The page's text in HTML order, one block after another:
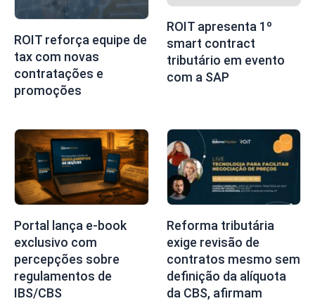
ROIT reforça equipe de
tax com novas
contratações e
promoções
ROIT apresenta 1º
smart contract
tributário em evento
com a SAP
Portal lança e-book
exclusivo com
percepções sobre
regulamentos de
IBS/CBS
Reforma tributária
exige revisão de
contratos mesmo sem
definição da alíquota
da CBS, afirmam